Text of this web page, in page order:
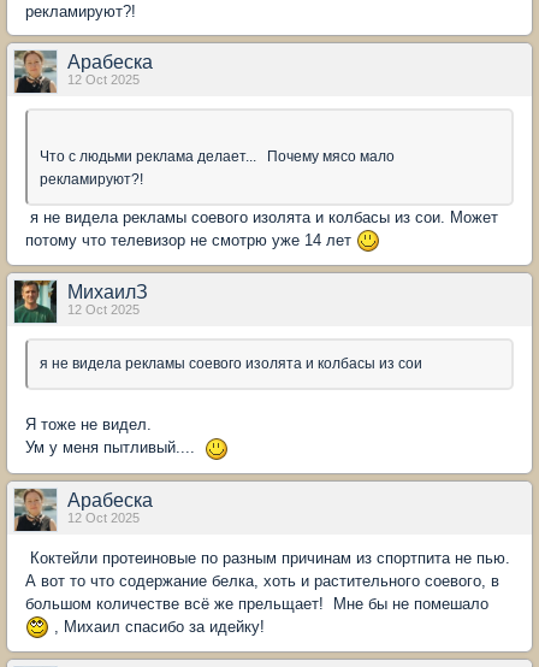
рекламируют?!
Арабеска
12 Oct 2025
Что с людьми реклама делает... Почему мясо мало
рекламируют?!
я не видела рекламы соевого изолята и колбасы из сои. Может
потому что телевизор не смотрю уже 14 лет
МихаилЗ
12 Oct 2025
я не видела рекламы соевого изолята и колбасы из сои
Я тоже не видел.
Ум у меня пытливый....
Арабеска
12 Oct 2025
Коктейли протеиновые по разным причинам из спортпита не пью.
А вот то что содержание белка, хоть и растительного соевого, в
большом количестве всё же прельщает! Мне бы не помешало
, Михаил спасибо за идейку!